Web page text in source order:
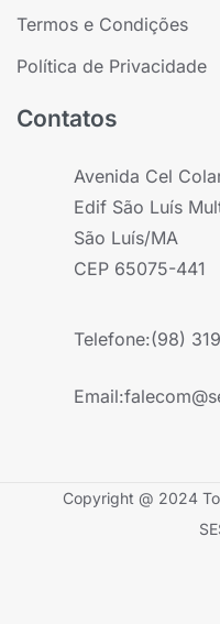
Termos e Condições
Política de Privacidade
Contatos
Avenida Cel
Edif São Luís
São Luís/MA
CEP 65075-441
Telefone:(98)
Email:
Copyright @ 2024